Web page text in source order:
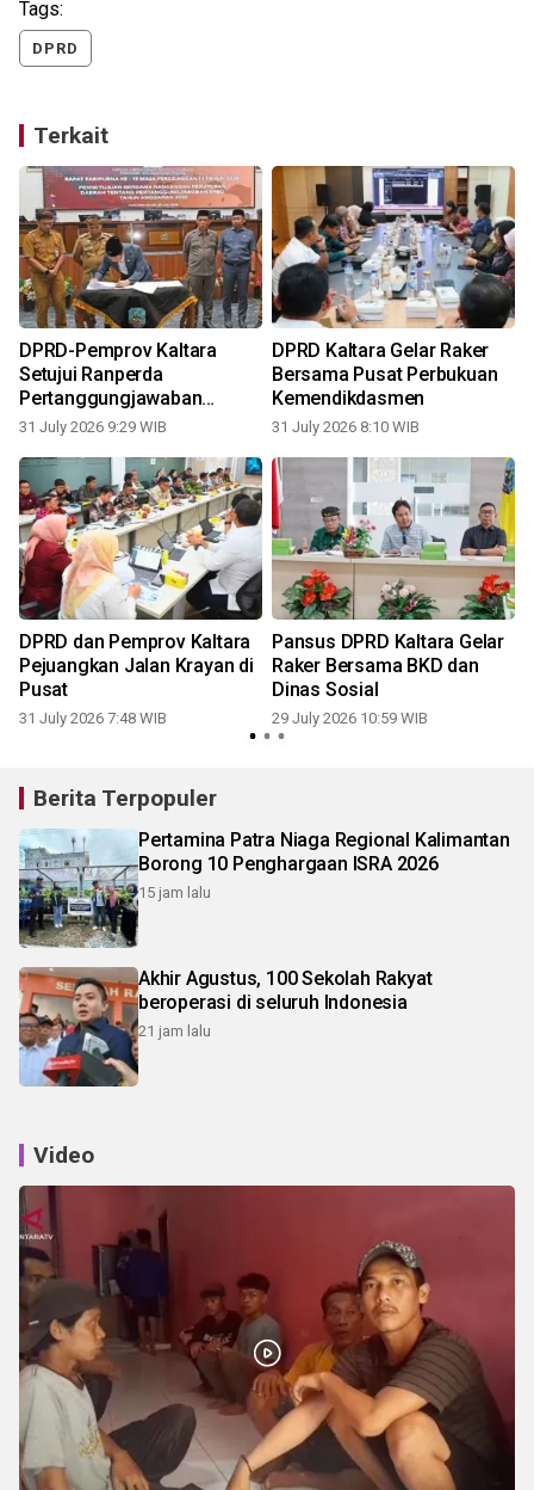
Tags:
DPRD
Terkait
DPRD-Pemprov Kaltara
Setujui Ranperda
Pertanggungjawaban
Pelaksanaan APBD 2025
31 July 2026 9:29 WIB
DPRD Kaltara Gelar Raker
Bersama Pusat Perbukuan
Kemendikdasmen
31 July 2026 8:10 WIB
DPRD dan Pemprov Kaltara
Pejuangkan Jalan Krayan di
Pusat
31 July 2026 7:48 WIB
Pansus DPRD Kaltara Gelar
Raker Bersama BKD dan
Dinas Sosial
29 July 2026 10:59 WIB
Berita Terpopuler
Pertamina Patra Niaga Regional Kalimantan
Borong 10 Penghargaan ISRA 2026
15 jam lalu
Akhir Agustus, 100 Sekolah Rakyat
beroperasi di seluruh Indonesia
21 jam lalu
Video